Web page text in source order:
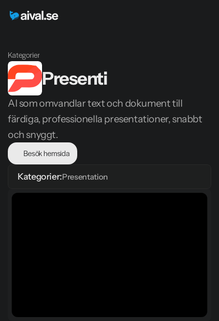
Kategorier
Presenti
AI som omvandlar text och dokument till
färdiga, professionella presentationer, snabbt
och snyggt.
Besök hemsida
Kategorier:Presentation